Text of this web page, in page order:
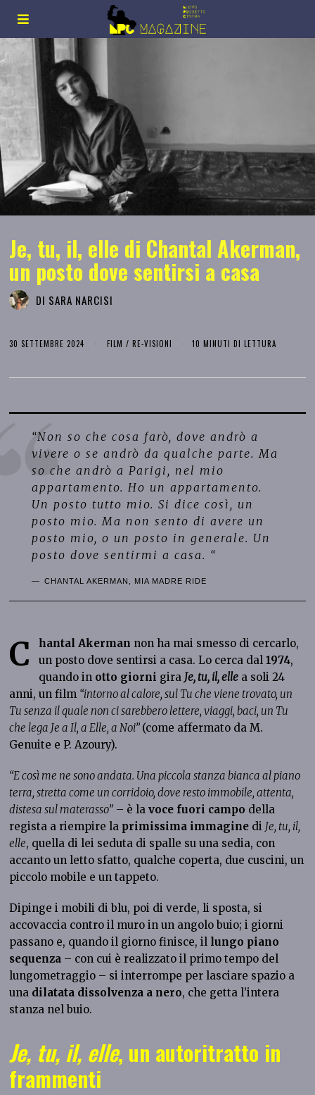
Je, tu, il, elle di Chantal Akerman,
un posto dove sentirsi a casa
DI SARA NARCISI
30 SETTEMBRE 2024 FILM / RE-VISIONI 10 MINUTI DI LETTURA
“Non so che cosa farò, dove andrò a
vivere o se andrò da qualche parte. Ma
so che andrò a Parigi, nel mio
appartamento. Ho un appartamento.
Un posto tutto mio. Si dice così, un
posto mio. Ma non sento di avere un
posto mio, o un posto in generale. Un
posto dove sentirmi a casa. “
CHANTAL AKERMAN, MIA MADRE RIDE
C hantal Akerman non ha mai smesso di cercarlo,
un posto dove sentirsi a casa. Lo cerca dal1974,
quando in otto giorni gira Je, tu, il, elle a soli 24
anni, un film “intorno al calore, sul Tu che viene trovato, un
Tu senza il quale non ci sarebbero lettere, viaggi, baci, un Tu
che lega Je a Il, a Elle, a Noi” (come affermato da M.
Genuite e P. Azoury).
“E così me ne sono andata. Una piccola stanza bianca al piano
terra, stretta come un corridoio, dove resto immobile, attenta,
distesa sul materasso” – è lavoce fuori campo della
regista a riempire la primissima immagine di Je, tu, il,
elle, quella di lei seduta di spalle su una sedia, con
accanto un letto sfatto, qualche coperta, due cuscini, un
piccolo mobile e un tappeto.
Dipinge i mobili di blu, poi di verde, li sposta, si
accovaccia contro il muro in un angolo buio; i giorni
passano e, quando il giorno finisce, il lungo piano
sequenza – con cui è realizzato il primo tempo del
lungometraggio – si interrompe per lasciare spazio a
una dilatata dissolvenza a nero, che getta l’intera
stanza nel buio.
Je, tu, il, elle, un autoritratto in
frammenti